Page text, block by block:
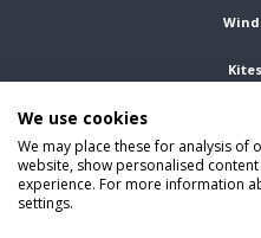
Vind ons op social media
We use cookies
We may place these for analysis
website, show personalised
experience. For more information
settings.